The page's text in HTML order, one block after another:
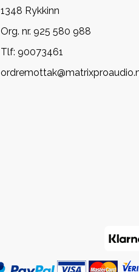
1348 Rykkinn
Org. nr. 925 580 988
Tlf: 90073461